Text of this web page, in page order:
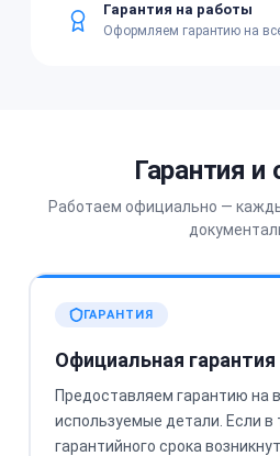
Гарантия на работы
Оформляем гарантию на
Гарантия и
Работаем официально —
ГАРАНТИЯ
Официальная
Предоставляем гарантию на
используемые детали. Если в
гарантийного срока